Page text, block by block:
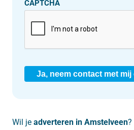
CAPTCHA
Ja, neem contact met mij
Wil je adverteren in Amstelveen?